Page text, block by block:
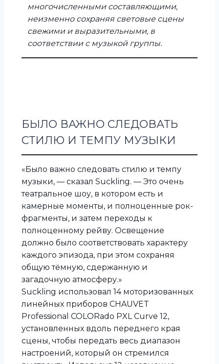
многочисленными составляющими,
неизменно сохраняя световые сцены
свежими и выразительными, в
соответствии с музыкой группы.
БЫЛО ВАЖНО СЛЕДОВАТЬ
СТИЛЮ И ТЕМПУ МУЗЫКИ
«Было важно следовать стилю и темпу
музыки, — сказал Suckling. — Это очень
театральное шоу, в котором есть и
камерные моменты, и полноценные рок-
фрагменты, и затем переходы к
полноценному рейву. Освещение
должно было соответствовать характеру
каждого эпизода, при этом сохраняя
общую тёмную, сдержанную и
загадочную атмосферу.»
Suckling использовал 14 моторизованных
линейных приборов CHAUVET
Professional COLORado PXL Curve 12,
установленных вдоль переднего края
сцены, чтобы передать весь диапазон
настроений, который он стремился